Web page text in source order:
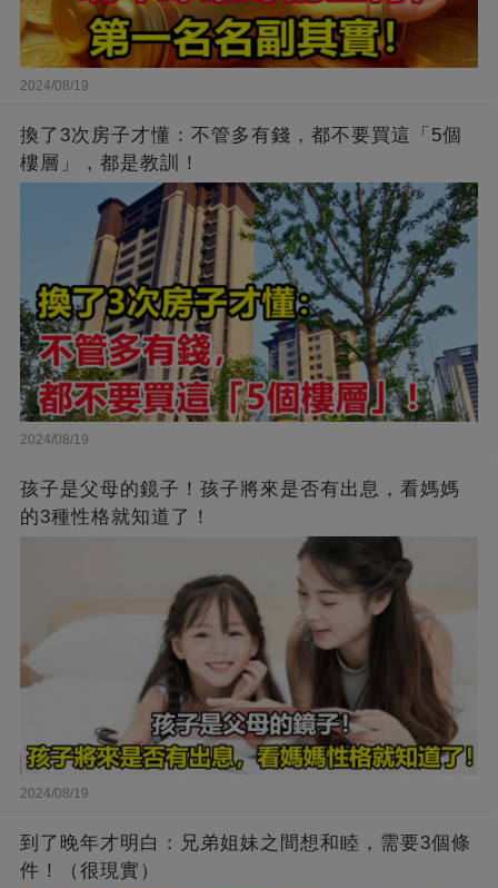
2024/08/19
換了3次房子才懂：不管多有錢，都不要買這「5個
樓層」，都是教訓！
2024/08/19
孩子是父母的鏡子！孩子將來是否有出息，看媽媽
的3種性格就知道了！
2024/08/19
到了晚年才明白：兄弟姐妹之間想和睦，需要3個條
件！（很現實）